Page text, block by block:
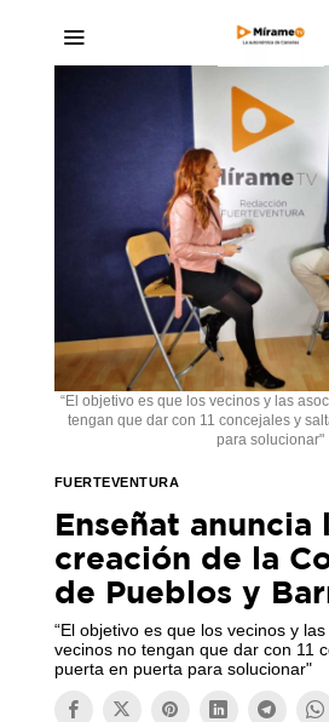
“El objetivo es que los vecinos y las
tengan que dar con 11 concejales y
para solucionar"
FUERTEVENTURA
Enseñat anuncia
creación de la
de Pueblos y
“El objetivo es que los vecinos y
vecinos no tengan que dar con 11
puerta en puerta para solucionar"